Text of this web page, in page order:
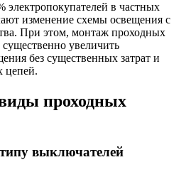
электропокупателей в частных
изменение схемы освещения с
При этом, монтаж проходных
увеличить
без существенных затрат и
цепей.
проходных
выключателей